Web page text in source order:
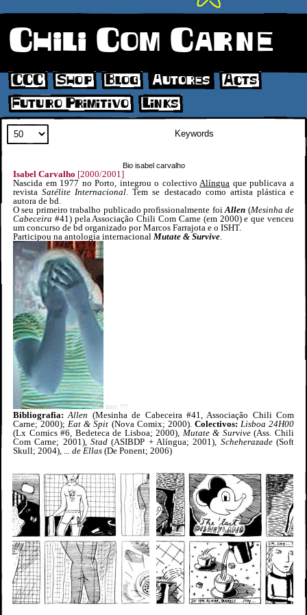
Chili Com Carne
CCC Shop Blog Autores
Acts
Futuro Primitivo
Links
Bio isabel carvalho
Isabel Carvalho [2000/2001]
Nascida em 1977 no Porto, integrou o colectivo Alíngua que publicava a
revistaSatélite Internacional . Tem se destacado como artista plástica e
autora de bd.
O seu primeiro trabalho publicado profissionalmente foiAllen (Mesinha de
Cabeceira #41) pela Associação Chili Com Carne (em 2000) e que venceu
um concurso de bd organizado por Marcos Farrajota e o ISHT.
Participou na antologia internacional Mutate & Survive
foto: ???
Bibliografia:Allen (Mesinha de Cabeceira #41, Associação Chili Com
Carne; 2000); Eat & Spit (Nova Comix; 2000). Colectivos: Lisboa 24H00
(Lx Comics #6, Bedeteca de Lisboa; 2000), Mutate & Survive(Ass. Chili
Com Carne; 2001), Stad (ASIBDP + Alíngua; 2001), Scheherazade(Soft
Skull; 2004),
... de Ellas (De Ponent; 2006)